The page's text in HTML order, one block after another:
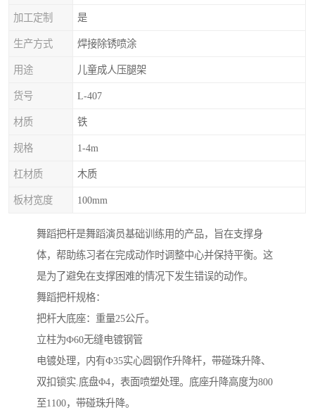
加工定制 是
生产方式 焊接除锈喷涂
用途 儿童成人压腿架
货号 L-407
材质 铁
规格 1-4m
杠材质 木质
板材宽度 100mm
舞蹈把杆是舞蹈演员基础训练用的产品，旨在支撑身
体，帮助练习者在完成动作时调整中心并保持平衡。这
是为了避免在支撑困难的情况下发生错误的动作。
舞蹈把杆规格：
把杆大底座：重量25公斤。
立柱为Ф60无缝电镀钢管
电镀处理，内有Ф35实心圆钢作升降杆，带碰珠升降、
双扣锁实.底盘Φ4，表面喷塑处理。底座升降高度为800
至1100，带碰珠升降。